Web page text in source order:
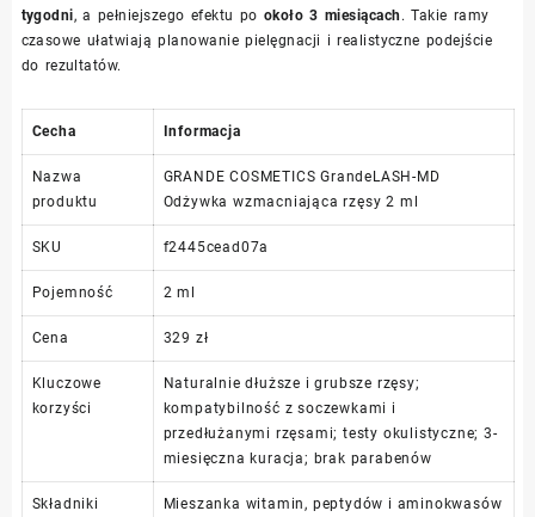
tygodni, a pełniejszego efektu po około 3 miesiącach . Takie ramy
czasowe ułatwiają planowanie pielęgnacji i realistyczne podejście
do rezultatów.
Cecha Informacja
Nazwa
produktu
GRANDE COSMETICS GrandeLASH-MD
Odżywka wzmacniająca rzęsy 2 ml
SKU f2445cead07a
Pojemność 2 ml
Cena 329 zł
Kluczowe
korzyści
Naturalnie dłuższe i grubsze rzęsy;
kompatybilność z soczewkami i
przedłużanymi rzęsami; testy okulistyczne; 3-
miesięczna kuracja; brak parabenów
Składniki
Mieszanka witamin, peptydów i aminokwasów